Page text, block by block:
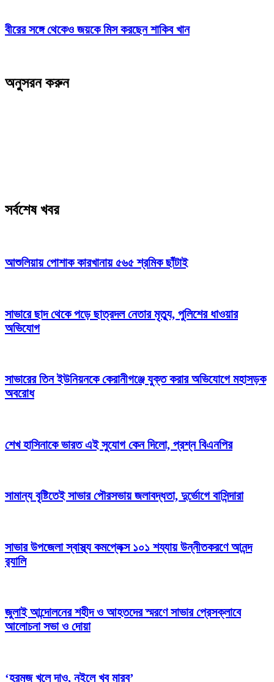
বীরের সঙ্গে থেকেও জয়কে মিস করছেন শাকিব খান
অনুসরন করুন
সর্বশেষ খবর
আশুলিয়ায় পোশাক কারখানায় ৫৬৫ শ্রমিক ছাঁটাই
সাভারে ছাদ থেকে পড়ে ছাত্রদল নেতার মৃত্যু, পুলিশের ধাওয়ার
অভিযোগ
সাভারের তিন ইউনিয়নকে কেরানীগঞ্জে যুক্ত করার অভিযোগে মহাসড়ক
অবরোধ
শেখ হাসিনাকে ভারত এই সুযোগ কেন দিলো, প্রশ্ন বিএনপির
সামান্য বৃষ্টিতেই সাভার পৌরসভায় জলাবদ্ধতা, দুর্ভোগে বাসিন্দারা
সাভার উপজেলা স্বাস্থ্য কমপ্লেক্স ১০১ শয্যায় উন্নীতকরণে আনন্দ
র‍্যালি
জুলাই আন্দোলনের শহীদ ও আহতদের স্মরণে সাভার প্রেসক্লাবে
আলোচনা সভা ও দোয়া
‘হরমুজ খুলে দাও, নইলে খুব মারব’